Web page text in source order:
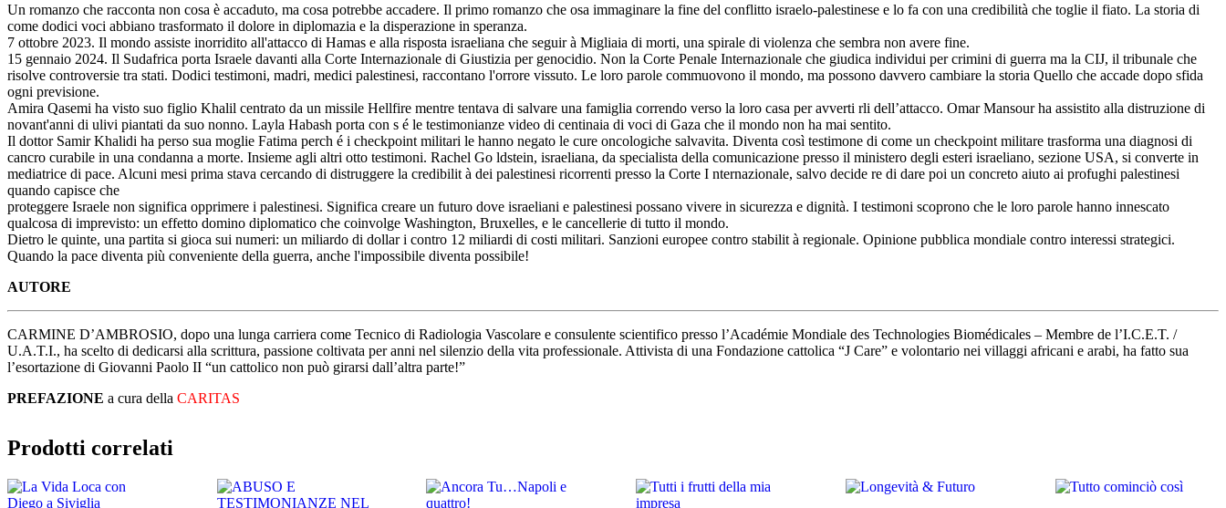
Un romanzo che racconta non cosa è accaduto, ma cosa potrebbe accadere. Il primo romanzo che osa immaginare la fine del conflitto israelo-palestinese e lo fa con una credibilità che toglie il fiato. La storia di
come dodici voci abbiano trasformato il dolore in diplomazia e la disperazione in speranza.
7 ottobre 2023. Il mondo assiste inorridito all'attacco di Hamas e alla risposta israeliana che seguir à Migliaia di morti, una spirale di violenza che sembra non avere fine.
15 gennaio 2024. Il Sudafrica porta Israele davanti alla Corte Internazionale di Giustizia per genocidio. Non la Corte Penale Internazionale che giudica individui per crimini di guerra ma la CIJ, il tribunale che
risolve controversie tra stati. Dodici testimoni, madri, medici palestinesi, raccontano l'orrore vissuto. Le loro parole commuovono il mondo, ma possono davvero cambiare la storia Quello che accade dopo sfida
ogni previsione.
Amira Qasemi ha visto suo figlio Khalil centrato da un missile Hellfire mentre tentava di salvare una famiglia correndo verso la loro casa per avverti rli dell’attacco. Omar Mansour ha assistito alla distruzione di
novant'anni di ulivi piantati da suo nonno. Layla Habash porta con s é le testimonianze video di centinaia di voci di Gaza che il mondo non ha mai sentito.
Il dottor Samir Khalidi ha perso sua moglie Fatima perch é i checkpoint militari le hanno negato le cure oncologiche salvavita. Diventa così testimone di come un checkpoint militare trasforma una diagnosi di
cancro curabile in una condanna a morte. Insieme agli altri otto testimoni. Rachel Go ldstein, israeliana, da specialista della comunicazione presso il ministero degli esteri israeliano, sezione USA, si converte in
mediatrice di pace. Alcuni mesi prima stava cercando di distruggere la credibilit à dei palestinesi ricorrenti presso la Corte I nternazionale, salvo decide re di dare poi un concreto aiuto ai profughi palestinesi
quando capisce che
proteggere Israele non significa opprimere i palestinesi. Significa creare un futuro dove israeliani e palestinesi possano vivere in sicurezza e dignità. I testimoni scoprono che le loro parole hanno innescato
qualcosa di imprevisto: un effetto domino diplomatico che coinvolge Washington, Bruxelles, e le cancellerie di tutto il mondo.
Dietro le quinte, una partita si gioca sui numeri: un miliardo di dollar i contro 12 miliardi di costi militari. Sanzioni europee contro stabilit à regionale. Opinione pubblica mondiale contro interessi strategici.
Quando la pace diventa più conveniente della guerra, anche l'impossibile diventa possibile!
AUTORE
CARMINE D’AMBROSIO, dopo una lunga carriera come Tecnico di Radiologia Vascolare e consulente scientifico presso l’Académie Mondiale des Technologies Biomédicales – Membre de l’I.C.E.T. /
U.A.T.I., ha scelto di dedicarsi alla scrittura, passione coltivata per anni nel silenzio della vita professionale. Attivista di una Fondazione cattolica “J Care” e volontario nei villaggi africani e arabi, ha fatto sua
l’esortazione di Giovanni Paolo II “un cattolico non può girarsi dall’altra parte!”
PREFAZIONE a cura della CARITAS
Prodotti correlati